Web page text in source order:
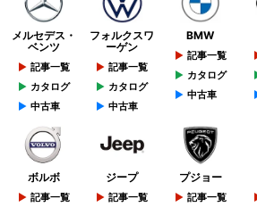
メルセデス・
ベンツ
記事一覧
カタログ
中古車
フォルクスワ
ーゲン
記事一覧
カタログ
中古車
BMW
記事一覧
カタログ
中古車
ボルボ
記事一覧
ジープ
記事一覧
プジョー
記事一覧